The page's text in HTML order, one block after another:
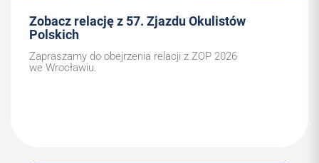
Zobacz relację z 57. Zjazdu Okulistów
Polskich
Zapraszamy do obejrzenia relacji z ZOP 2026
we Wrocławiu.